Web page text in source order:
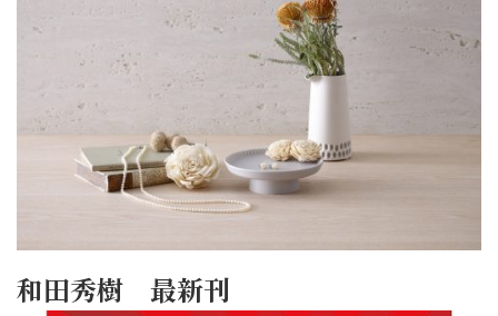
和田秀樹 最新刊